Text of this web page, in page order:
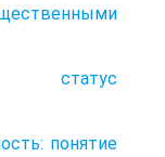
статус
понятие